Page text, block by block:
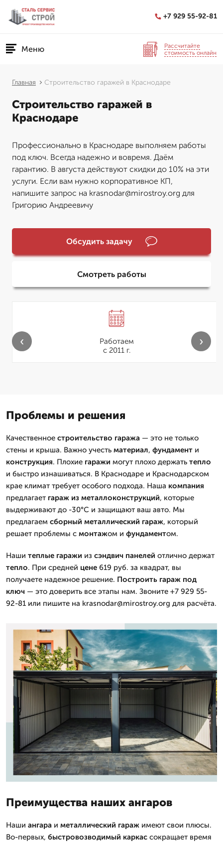
+7 929 55-92-81
Меню
Рассчитайте
стоимость онлайн
Главная Строительство гаражей в Краснодаре
Строительство гаражей в
Краснодаре
Профессионально в Краснодаре выполняем работы
под ключ. Всегда надежно и вовремя. Даём
гарантию. В августа действуют скидки до 10% на эти
услуги. Если вам нужно корпоративное КП,
напишите запрос на krasnodar@mirostroy.org для
Григорию Андреевичу
Обсудить задачу
Смотреть работы
Работаем
с 2011 г.
‹ ›
Проблемы и решения
Качественное строительство гаража — это не только
стены и крыша. Важно учесть материал, фундамент и
конструкция. Плохие гаражи могут плохо держать тепло
и быстро изнашиваться. В Краснодаре и Краснодарском
крае климат требует особого подхода. Наша компания
предлагает гараж из металлоконструкций, которые
выдерживают до -30°C и защищают ваш авто. Мы
предлагаем сборный металлический гараж, который
решает проблемы с монтажом и фундаментом.
Наши теплые гаражи из сэндвич панелей отлично держат
тепло. При средней цене 619 руб. за квадрат, вы
получаете надежное решение. Построить гараж под
ключ — это доверить все этапы нам. Звоните +7 929 55-
92-81 или пишите на krasnodar@mirostroy.org для расчёта.
Преимущества наших ангаров
Наши ангара и металлический гараж имеют свои плюсы.
Во-первых, быстровозводимый каркас сокращает время